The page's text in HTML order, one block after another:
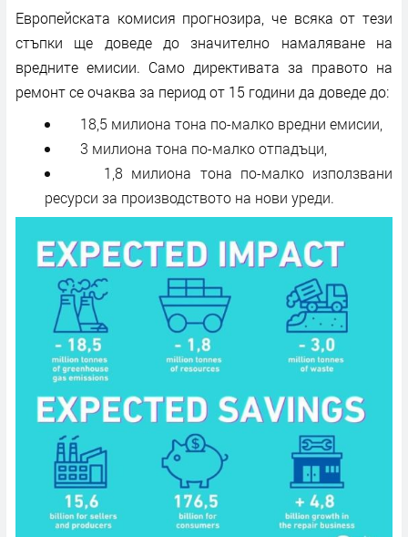
Европейската комисия прогнозира, че всяка от тези
стъпки ще доведе до значително намаляване на
вредните емисии. Само директивата за правото на
ремонт се очаква за период от 15 години да доведе до:
18,5 милиона тона по-малко вредни емисии,
3 милиона тона по-малко отпадъци,
1,8 милиона тона по-малко използвани
ресурси за производството на нови уреди.